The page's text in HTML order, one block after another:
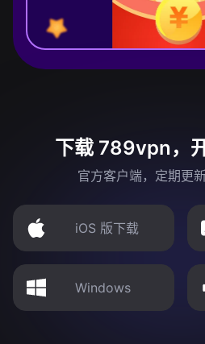
下载 789vpn，
官方客户端，定期更
iOS 版下载
Windows